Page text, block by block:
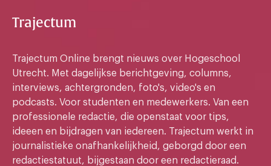
Trajectum
Trajectum Online brengt nieuws over Hogeschool
Utrecht. Met dagelijkse berichtgeving, columns,
interviews, achtergronden, foto's, video's en
podcasts. Voor studenten en medewerkers. Van een
professionele redactie, die openstaat voor tips,
ideeen en bijdragen van iedereen. Trajectum werkt in
journalistieke onafhankelijkheid, geborgd door een
redactiestatuut, bijgestaan door een redactieraad.